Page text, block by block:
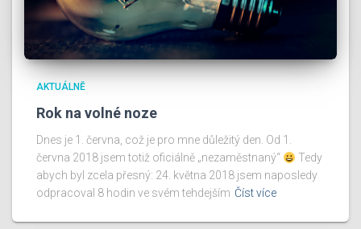
AKTUÁLNĚ
Rok na volné noze
Dnes je 1. června, což je pro mne důležitý den. Od 1.
června 2018 jsem totiž oficiálně „nezaměstnaný“
Tedy
abych byl zcela přesný: 24. května 2018 jsem naposledy
odpracoval 8 hodin ve svém tehdejším Číst více